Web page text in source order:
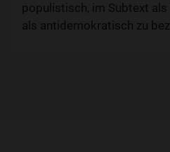
populistisch, im Subtext
als antidemokratisch zu